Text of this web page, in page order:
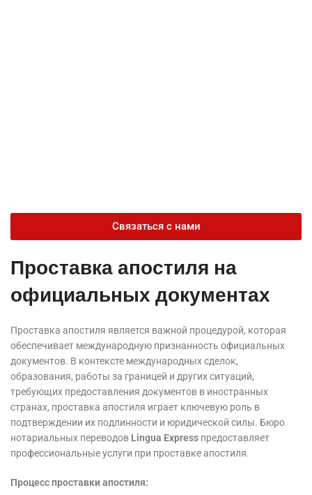
Связаться с нами
Проставка апостиля на
официальных документах
Проставка апостиля является важной процедурой, которая
обеспечивает международную признанность официальных
документов. В контексте международных сделок,
образования, работы за границей и других ситуаций,
требующих предоставления документов в иностранных
странах, проставка апостиля играет ключевую роль в
подтверждении их подлинности и юридической силы. Бюро
нотариальных переводов Lingua Express предоставляет
профессиональные услуги при проставке апостиля.
Процесс проставки апостиля: